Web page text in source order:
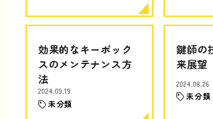
効果的なキーボック
スのメンテナンス方
法
2024.09.19
未分類
鍵師の
来展望
2024.08.26
未分類